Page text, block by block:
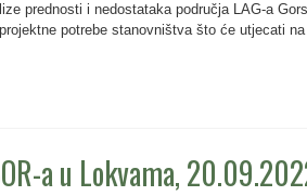
prednosti i nedostataka područja LAG-a
potrebe stanovništva što će utjecati
a u Lokvama,